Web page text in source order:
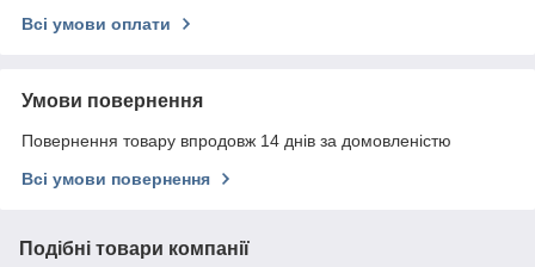
Всі умови оплати
Умови повернення
Повернення товару впродовж 14 днів за домовленістю
Всі умови повернення
Подібні товари компанії